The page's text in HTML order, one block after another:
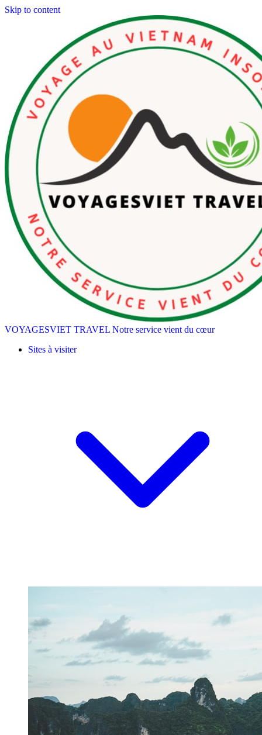
Skip to content
VOYAGESVIET TRAVEL Notre service vient du cœur
Sites à visiter